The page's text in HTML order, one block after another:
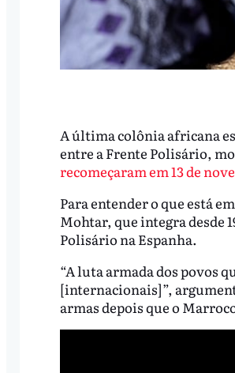
A última colônia africana
entre a Frente Polisário,
recomeçaram em 13 de
Para entender o que está
Mohtar, que integra desde
Polisário na Espanha.
“A luta armada dos povos
[internacionais]”,
armas depois que o